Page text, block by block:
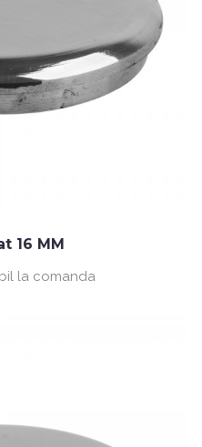
16 MM
la comanda